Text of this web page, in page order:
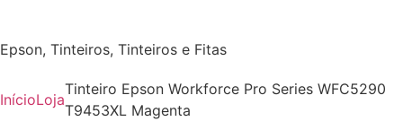
Epson, Tinteiros, Tinteiros e Fitas
InícioLoja
Tinteiro Epson Workforce Pro Series WFC5290
T9453XL Magenta